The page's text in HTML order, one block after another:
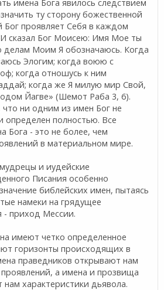
имена Бога явилось следствием
ту сторону божественной
Бог проявляет Себя в каждом
сказал Бог Моисею: Имя Мое ты
Моим Я обозначаюсь. Когда
Элогим; когда воюю с
когда отношусь к ним
когда же Я милую мир Свой,
Йагве» (Шемот Раба 3, 6).
что ни одним из имен Бог не
определен полностью. Все
Бога - это не более, чем
в материальном мире.
и иудейские
Писания особенно
библейских имен, пытаясь
намеки на грядущее
- приход Мессии.
имеют четко определенное
горизонты происходящих в
праведников открывают нам
проявлений, а имена и прозвища
характеристики дьявола.